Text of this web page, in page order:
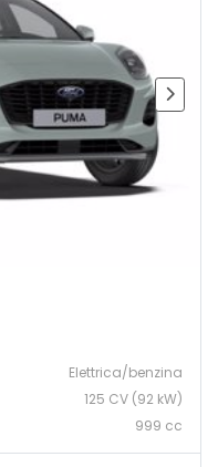
Elettrica/benzina
125 CV (92 kW)
999 cc